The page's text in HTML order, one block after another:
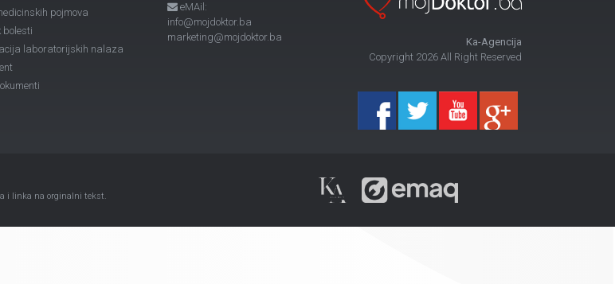
pojmova
bolesti
laboratorijskih nalaza
eMAil:
info@mojdoktor.ba
marketing@mojdoktor.ba
Ka-Agencija
Copyright 2026 All Right Reserved
i linka na orginalni tekst.